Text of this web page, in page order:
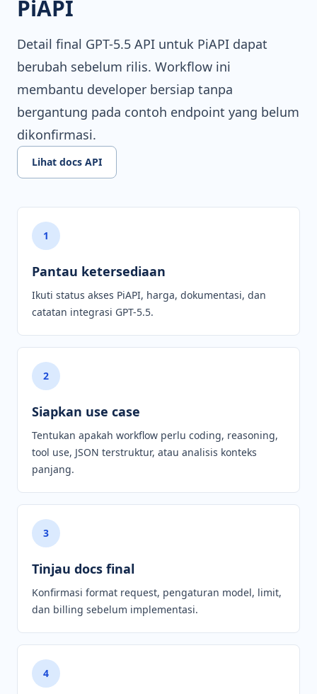
PiAPI
Detail final GPT-5.5 API untuk PiAPI dapat
berubah sebelum rilis. Workflow ini
membantu developer bersiap tanpa
bergantung pada contoh endpoint yang belum
dikonfirmasi.
Lihat docs API
1
Pantau ketersediaan
Ikuti status akses PiAPI, harga, dokumentasi, dan
catatan integrasi GPT-5.5.
2
Siapkan use case
Tentukan apakah workflow perlu coding, reasoning,
tool use, JSON terstruktur, atau analisis konteks
panjang.
3
Tinjau docs final
Konfirmasi format request, pengaturan model, limit,
dan billing sebelum implementasi.
4